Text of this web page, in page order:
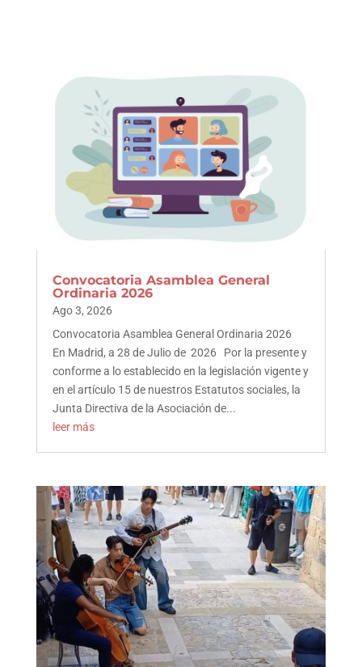
Convocatoria Asamblea General
Ordinaria 2026
Ago 3, 2026
Convocatoria Asamblea General Ordinaria 2026
En Madrid, a 28 de Julio de 2026 Por la presente y
conforme a lo establecido en la legislación vigente y
en el artículo 15 de nuestros Estatutos sociales, la
Junta Directiva de la Asociación de...
leer más